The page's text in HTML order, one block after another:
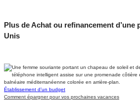
Plus de Achat ou refinancement d’une
Unis
Établissement d’un budget
Comment épargner pour vos prochaines vacances